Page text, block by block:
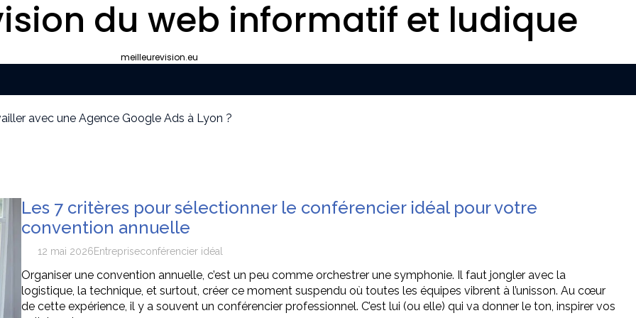
du web informatif et ludique
meilleurevision.eu
avec une Agence Google Ads à Lyon ?
de survie
idéal pour votre convention annuelle
la protection de vos biens et de vos proches ?
Les 7 critères pour sélectionner le conférencier idéal pour votre
convention annuelle
12 mai 2026Entrepriseconférencier idéal
Organiser une convention annuelle, c’est un peu comme orchestrer une symphonie. Il faut jongler avec la
logistique, la technique, et surtout, créer ce moment suspendu où toutes les équipes vibrent à l’unisson. Au cœur
de cette expérience, il y a souvent un conférencier professionnel. C’est lui (ou elle) qui va donner le ton, inspirer vos